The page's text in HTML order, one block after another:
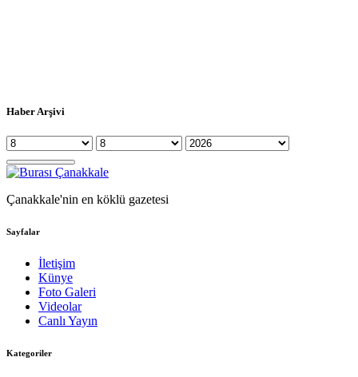
Haber Arşivi
Çanakkale'nin en köklü gazetesi
Sayfalar
İletişim
Künye
Foto Galeri
Videolar
Canlı Yayın
Kategoriler